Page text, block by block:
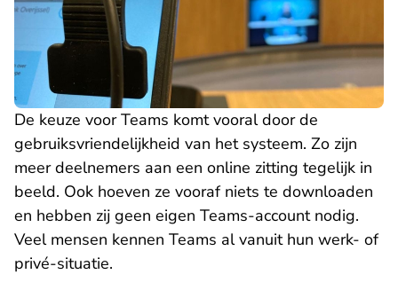
De keuze voor Teams komt vooral door de
gebruiksvriendelijkheid van het systeem. Zo zijn
meer deelnemers aan een online zitting tegelijk in
beeld. Ook hoeven ze vooraf niets te downloaden
en hebben zij geen eigen Teams-account nodig.
Veel mensen kennen Teams al vanuit hun werk- of
privé-situatie.